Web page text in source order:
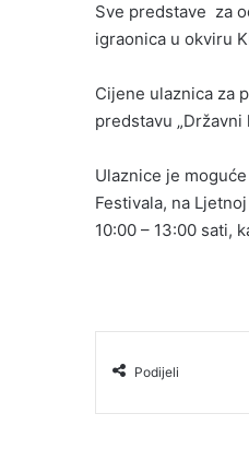
Sve predstave za
igraonica u okviru
Cijene ulaznica za
predstavu
Ulaznice je
Festivala, na
10:00 – 13:00 sati,
Podijeli